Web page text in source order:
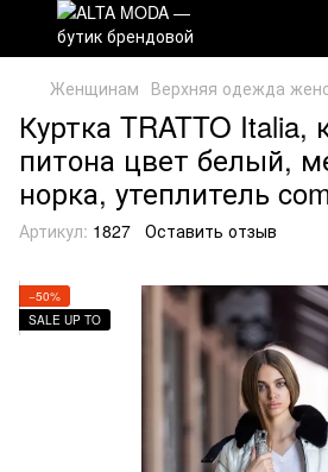
Женщинам Верхняя одежда
Куртка TRATTO Italia,
питона цвет белый,
норка, утеплитель
Артикул: 1827 Оставить отзыв
−50%
SALE UP TO